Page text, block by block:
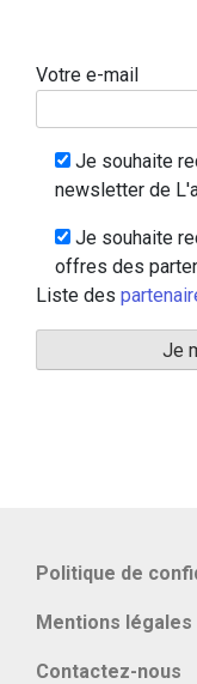
Votre e-mail
Je souhaite
newsletter de
Je souhaite
offres des
Liste des
Politique de
Mentions légales
Contactez-nous